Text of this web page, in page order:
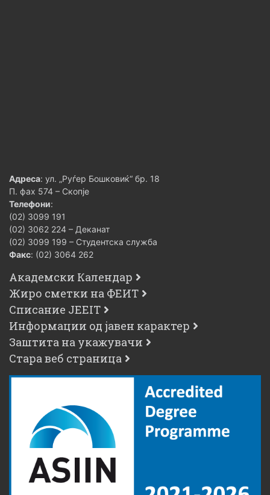
Адреса: ул. „Руѓер Бошковиќ“ бр. 18
П. фах 574 – Скопје
Телефони:
(02) 3099 191
(02) 3062 224 – Деканат
(02) 3099 199 – Студентска служба
Факс: (02) 3064 262
Академски Календар
Жиро сметки на ФЕИТ
Списание JEEIT
Информации од јавен карактер
Заштита на укажувачи
Стара веб страница